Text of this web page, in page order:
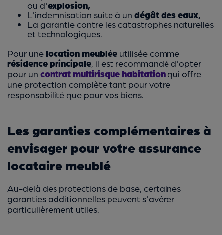
ou d'explosion,
L'indemnisation suite à un dégât des eaux,
La garantie contre les catastrophes naturelles
et technologiques.
Pour unelocation meublée utilisée comme
résidence principale , il est recommandé d'opter
pour un contrat multirisque habitation qui offre
une protection complète tant pour votre
responsabilité que pour vos biens.
Les garanties complémentaires à
envisager pour votre assurance
locataire meublé
Au-delà des protections de base, certaines
garanties additionnelles peuvent s'avérer
particulièrement utiles.